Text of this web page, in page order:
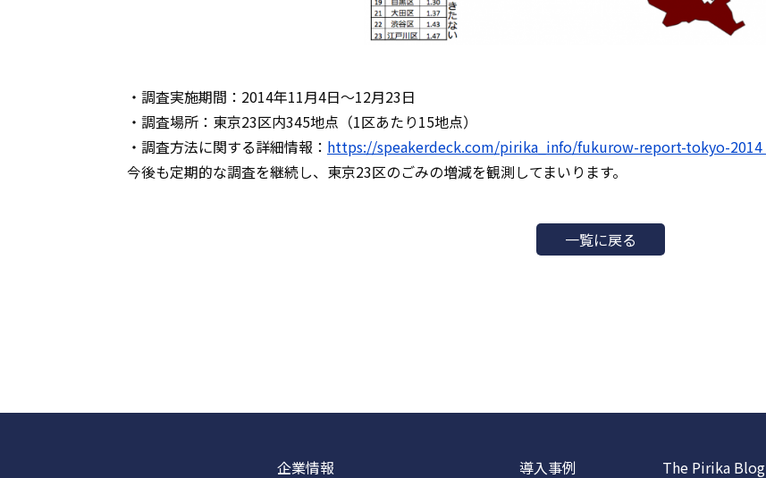
・調査実施期間：2014年11月4日〜12月23日
・調査場所：東京23区内345地点（1区あたり15地点）
・調査方法に関する詳細情報： https://speakerdeck.com/pirika_info/fukurow-report-tokyo-2014
今後も定期的な調査を継続し、東京23区のごみの増減を観測してまいります。
一覧に戻る
企業情報 導入事例 The Pirika Blog